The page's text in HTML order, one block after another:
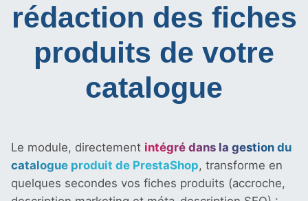
rédaction des fiches
produits de votre
catalogue
Le module, directement intégré dans la gestion du
catalogue produit de PrestaShop, transforme en
quelques secondes vos fiches produits (accroche,